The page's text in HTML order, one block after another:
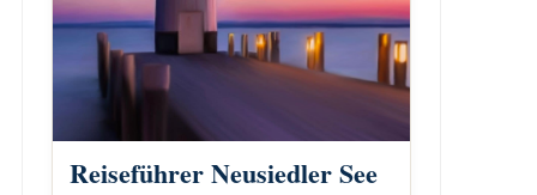
Reiseführer Neusiedler See